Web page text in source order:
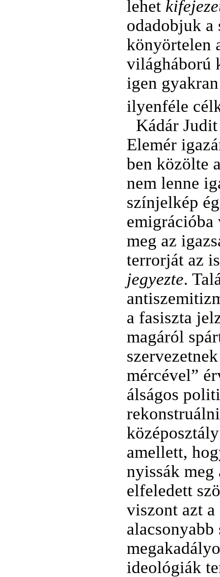
lehet
odadobjuk a
könyörtelen
világháború
igen
ilyenféle
Kádár
Elemér
ben közölte
nem lenne
színjelkép
emigrációba
meg az
terrorját az
jegyezte.
a fasiszta
magáról
mércével”
álságos
amellett,
nyissák
elfeledett
viszont azt
alacsonyabb
ideológiák